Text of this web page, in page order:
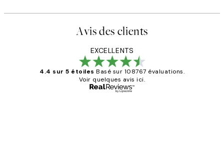
Avis des clients
EXCELLENTS
4.4 sur 5 étoiles Basé sur 108767 évaluations.
Voir quelques avis ici.